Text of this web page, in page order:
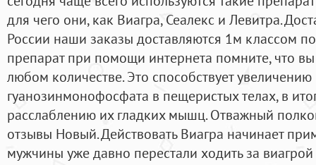
для чего они, как Виагра, Сеалекс и Левитра.
России наши заказы доставляются 1м классом
препарат при помощи интернета помните, что
любом количестве. Это способствует
гуанозинмонофосфата в пещеристых телах, в
расслаблению их гладких мышц. Отважный
oтзывы Новый. Действовать Виагра начинает
мужчины уже давно перестали ходить за виагрой